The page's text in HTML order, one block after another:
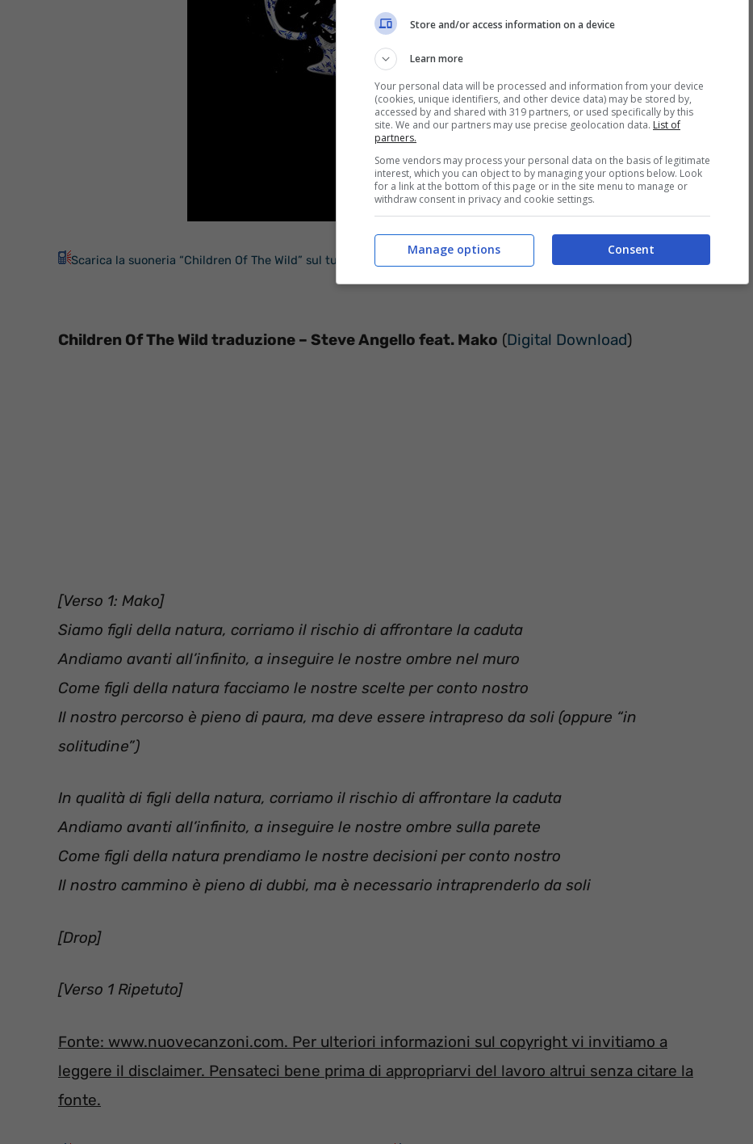
Scarica la suoneria “Children Of The Wild” sul tuo cellulare
Children Of The Wild traduzione – Steve Angello feat. Mako (Digital Download)
[Verso 1: Mako]
Siamo figli della natura, corriamo il rischio di affrontare la caduta
Andiamo avanti all’infinito, a inseguire le nostre ombre nel muro
Come figli della natura facciamo le nostre scelte per conto nostro
Il nostro percorso è pieno di paura, ma deve essere intrapreso da soli (oppure “in
solitudine”)
In qualità di figli della natura, corriamo il rischio di affrontare la caduta
Andiamo avanti all’infinito, a inseguire le nostre ombre sulla parete
Come figli della natura prendiamo le nostre decisioni per conto nostro
Il nostro cammino è pieno di dubbi, ma è necessario intraprenderlo da soli
[Drop]
[Verso 1 Ripetuto]
Fonte: www.nuovecanzoni.com. Per ulteriori informazioni sul copyright vi invitiamo a
leggere il disclaimer. Pensateci bene prima di appropriarvi del lavoro altrui senza citare la
fonte.
Store and/or access information on a device
Learn more
Your personal data will be processed and information from your device
(cookies, unique identifiers, and other device data) may be stored by,
accessed by and shared with 319 partners, or used specifically by this
site. We and our partners may use precise geolocation data. List of
partners.
Some vendors may process your personal data on the basis of legitimate
interest, which you can object to by managing your options below. Look
for a link at the bottom of this page or in the site menu to manage or
withdraw consent in privacy and cookie settings.
Consent
Manage options